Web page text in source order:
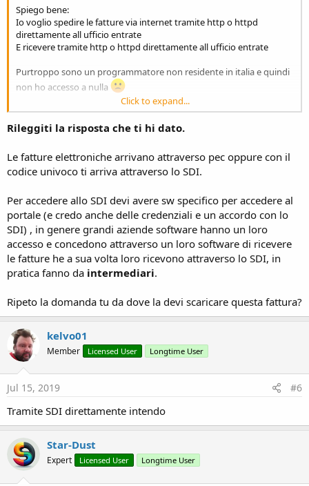
Spiego bene:
Io voglio spedire le fatture via internet tramite http o httpd
direttamente all ufficio entrate
E ricevere tramite http o httpd direttamente all ufficio entrate
Purtroppo sono un programmatore non residente in italia e quindi
non ho accesso a nulla
Esiste una sandbox 'pubblica' dove fare prove?
A me basterebbe una semplice libreria dove con utente e password
Grazie per l'aiuto ed eventuali collaborazioni!
Click to expand...
Rileggiti la risposta che ti hi dato.
Le fatture elettroniche arrivano attraverso pec oppure con il
codice univoco ti arriva attraverso lo SDI.
Per accedere allo SDI devi avere sw specifico per accedere al
portale (e credo anche delle credenziali e un accordo con lo
SDI) , in genere grandi aziende software hanno un loro
accesso e concedono attraverso un loro software di ricevere
le fatture he a sua volta loro ricevono attraverso lo SDI, in
pratica fanno da intermediari.
Ripeto la domanda tu da dove la devi scaricare questa fattura?
kelvo01
Member Licensed User Longtime User
Jul 15, 2019 #6
Tramite SDI direttamente intendo
Star-Dust
Expert Licensed User Longtime User